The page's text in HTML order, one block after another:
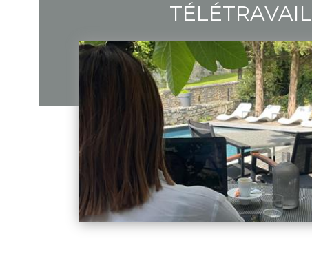
TÉLÉTRAVAIL